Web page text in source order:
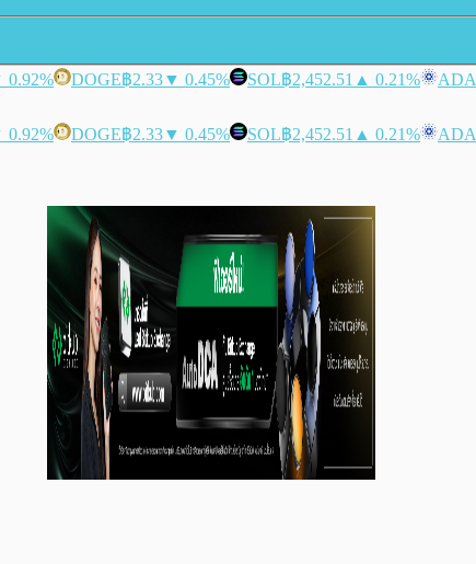
0.92% DOGE฿2.33▼ 0.45% SOL฿2,452.51 ▲ 0.21% ADA
0.92% DOGE฿2.33▼ 0.45% SOL฿2,452.51 ▲ 0.21% ADA